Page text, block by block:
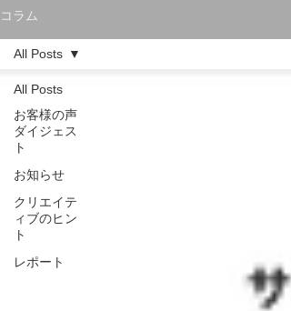
コラム
All Posts
お客様の声
ダイジェス
ト
お知らせ
クリエイテ
ィブのヒン
ト
レポート
All Posts